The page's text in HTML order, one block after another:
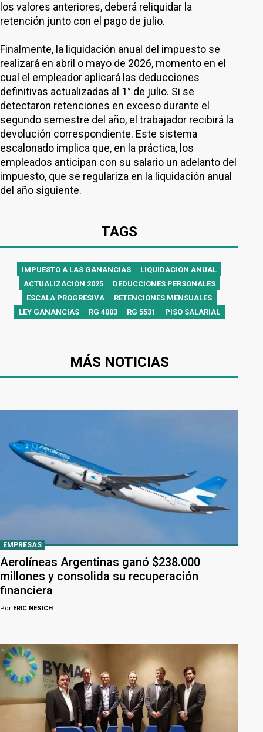
los valores anteriores, deberá reliquidar la
retención junto con el pago de julio.
Finalmente, la liquidación anual del impuesto se
realizará en abril o mayo de 2026, momento en el
cual el empleador aplicará las deducciones
definitivas actualizadas al 1° de julio. Si se
detectaron retenciones en exceso durante el
segundo semestre del año, el trabajador recibirá la
devolución correspondiente. Este sistema
escalonado implica que, en la práctica, los
empleados anticipan con su salario un adelanto del
impuesto, que se regulariza en la liquidación anual
del año siguiente.
TAGS
IMPUESTO A LAS GANANCIAS
LIQUIDACIÓN ANUAL
ACTUALIZACIÓN 2025
DEDUCCIONES PERSONALES
ESCALA PROGRESIVA
RETENCIONES MENSUALES
LEY GANANCIAS
RG 4003 RG 5531 PISO SALARIAL
MÁS NOTICIAS
EMPRESAS
Aerolíneas Argentinas ganó $238.000
millones y consolida su recuperación
financiera
Por ERIC NESICH